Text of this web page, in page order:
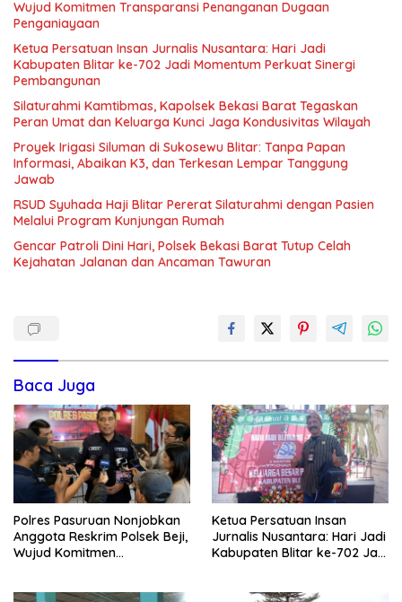
Wujud Komitmen Transparansi Penanganan Dugaan
Penganiayaan
Ketua Persatuan Insan Jurnalis Nusantara: Hari Jadi
Kabupaten Blitar ke-702 Jadi Momentum Perkuat Sinergi
Pembangunan
Silaturahmi Kamtibmas, Kapolsek Bekasi Barat Tegaskan
Peran Umat dan Keluarga Kunci Jaga Kondusivitas Wilayah
Proyek Irigasi Siluman di Sukosewu Blitar: Tanpa Papan
Informasi, Abaikan K3, dan Terkesan Lempar Tanggung
Jawab
RSUD Syuhada Haji Blitar Pererat Silaturahmi dengan Pasien
Melalui Program Kunjungan Rumah
Gencar Patroli Dini Hari, Polsek Bekasi Barat Tutup Celah
Kejahatan Jalanan dan Ancaman Tawuran
Baca Juga
Polres Pasuruan Nonjobkan
Anggota Reskrim Polsek Beji,
Wujud Komitmen
Ketua Persatuan Insan
Jurnalis Nusantara: Hari Jadi
Kabupaten Blitar ke-702 Jadi